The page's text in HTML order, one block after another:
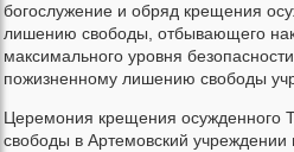
богослужение и обряд крещения
лишению свободы, отбывающего
максимального уровня
пожизненному лишению свободы
Церемония крещения осужденного
свободы в Артемовский учреждении